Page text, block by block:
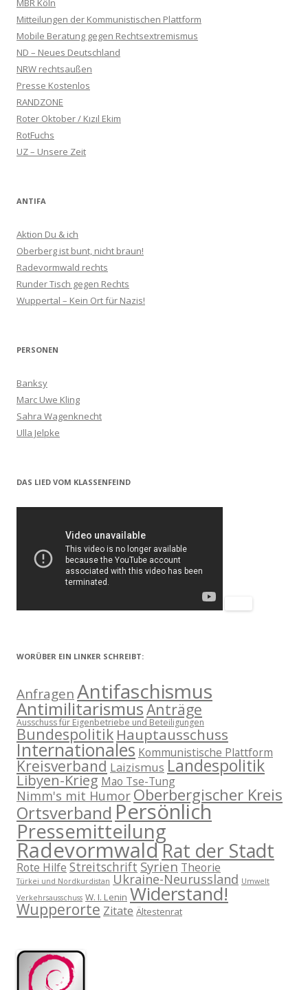
MBR Köln
Mitteilungen der Kommunistischen Plattform
Mobile Beratung gegen Rechtsextremismus
ND – Neues Deutschland
NRW rechtsaußen
Presse Kostenlos
RANDZONE
Roter Oktober / Kızıl Ekim
RotFuchs
UZ – Unsere Zeit
ANTIFA
Aktion Du & ich
Oberberg ist bunt, nicht braun!
Radevormwald rechts
Runder Tisch gegen Rechts
Wuppertal – Kein Ort für Nazis!
PERSONEN
Banksy
Marc Uwe Kling
Sahra Wagenknecht
Ulla Jelpke
DAS LIED VOM KLASSENFEIND
WORÜBER EIN LINKER SCHREIBT:
AnfragenAntifaschismus
AntimilitarismusAnträge
Ausschuss für Eigenbetriebe und Beteiligungen
Bundespolitik Hauptausschuss
Internationales Kommunistische Plattform
Kreisverband Laizismus Landespolitik
Libyen-Krieg Mao Tse-Tung
Nimm's mit Humor Oberbergischer Kreis
Ortsverband Persönlich
Pressemitteilung
RadevormwaldRat der Stadt
Rote Hilfe Streitschrift Syrien Theorie
Türkei und Nordkurdistan Ukraine-Neurussland Umwelt
Verkehrsausschuss W. I. Lenin Widerstand!
Wupperorte Zitate Ältestenrat